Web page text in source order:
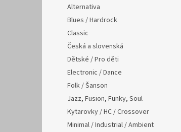
Alternativa
Blues / Hardrock
Classic
Česká a slovenská
Dětské / Pro děti
Electronic / Dance
Folk / Šanson
Jazz, Fusion, Funky, Soul
Kytarovky / HC / Crossover
Minimal / Industrial / Ambient